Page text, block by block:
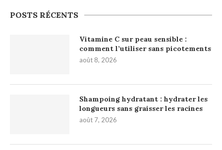
POSTS RÉCENTS
Vitamine C sur peau sensible :
comment l’utiliser sans picotements
août 8, 2026
Shampoing hydratant : hydrater les
longueurs sans graisser les racines
août 7, 2026